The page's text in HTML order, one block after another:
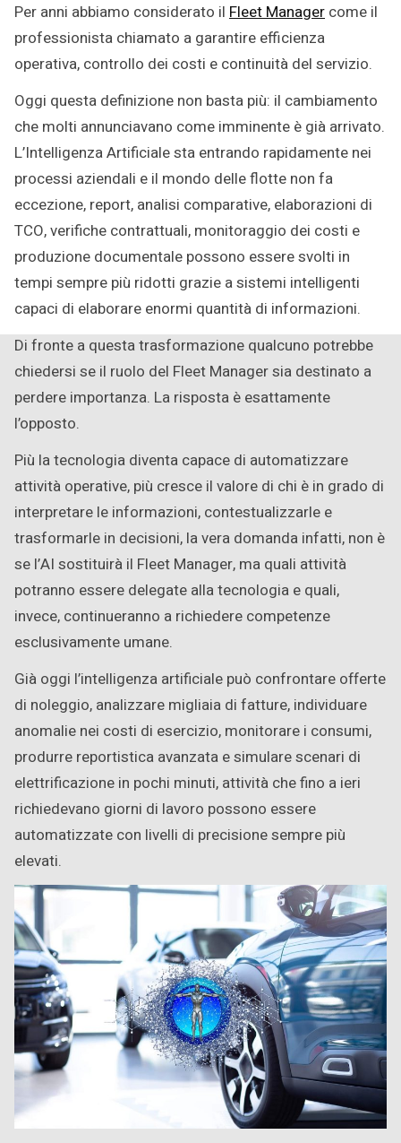
2026
Per anni abbiamo considerato il Fleet Manager come il
professionista chiamato a garantire efficienza
operativa, controllo dei costi e continuità del servizio.
Oggi questa definizione non basta più: il cambiamento
che molti annunciavano come imminente è già arrivato.
L’Intelligenza Artificiale sta entrando rapidamente nei
processi aziendali e il mondo delle flotte non fa
eccezione, report, analisi comparative, elaborazioni di
TCO, verifiche contrattuali, monitoraggio dei costi e
produzione documentale possono essere svolti in
tempi sempre più ridotti grazie a sistemi intelligenti
capaci di elaborare enormi quantità di informazioni.
Di fronte a questa trasformazione qualcuno potrebbe
chiedersi se il ruolo del Fleet Manager sia destinato a
perdere importanza. La risposta è esattamente
l’opposto.
Più la tecnologia diventa capace di automatizzare
attività operative, più cresce il valore di chi è in grado di
interpretare le informazioni, contestualizzarle e
trasformarle in decisioni, la vera domanda infatti, non è
se l’AI sostituirà il Fleet Manager, ma quali attività
potranno essere delegate alla tecnologia e quali,
invece, continueranno a richiedere competenze
esclusivamente umane.
Già oggi l’intelligenza artificiale può confrontare offerte
di noleggio, analizzare migliaia di fatture, individuare
anomalie nei costi di esercizio, monitorare i consumi,
produrre reportistica avanzata e simulare scenari di
elettrificazione in pochi minuti, attività che fino a ieri
richiedevano giorni di lavoro possono essere
automatizzate con livelli di precisione sempre più
elevati.